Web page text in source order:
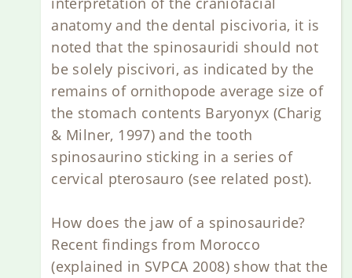
anatomy and the dental piscivoria, it is
noted that the spinosauridi should not
be solely piscivori, as indicated by the
remains of ornithopode average size of
the stomach contents Baryonyx (Charig
& Milner, 1997) and the tooth
spinosaurino sticking in a series of
cervical pterosauro (see related post).
How does the jaw of a spinosauride?
Recent findings from Morocco
(explained in SVPCA 2008) show that the